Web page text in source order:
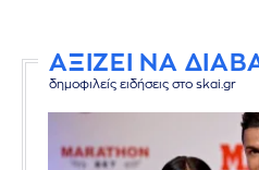
ΑΞΙΖΕΙ ΝΑ
δημοφιλείς ειδήσεις στο skai.gr